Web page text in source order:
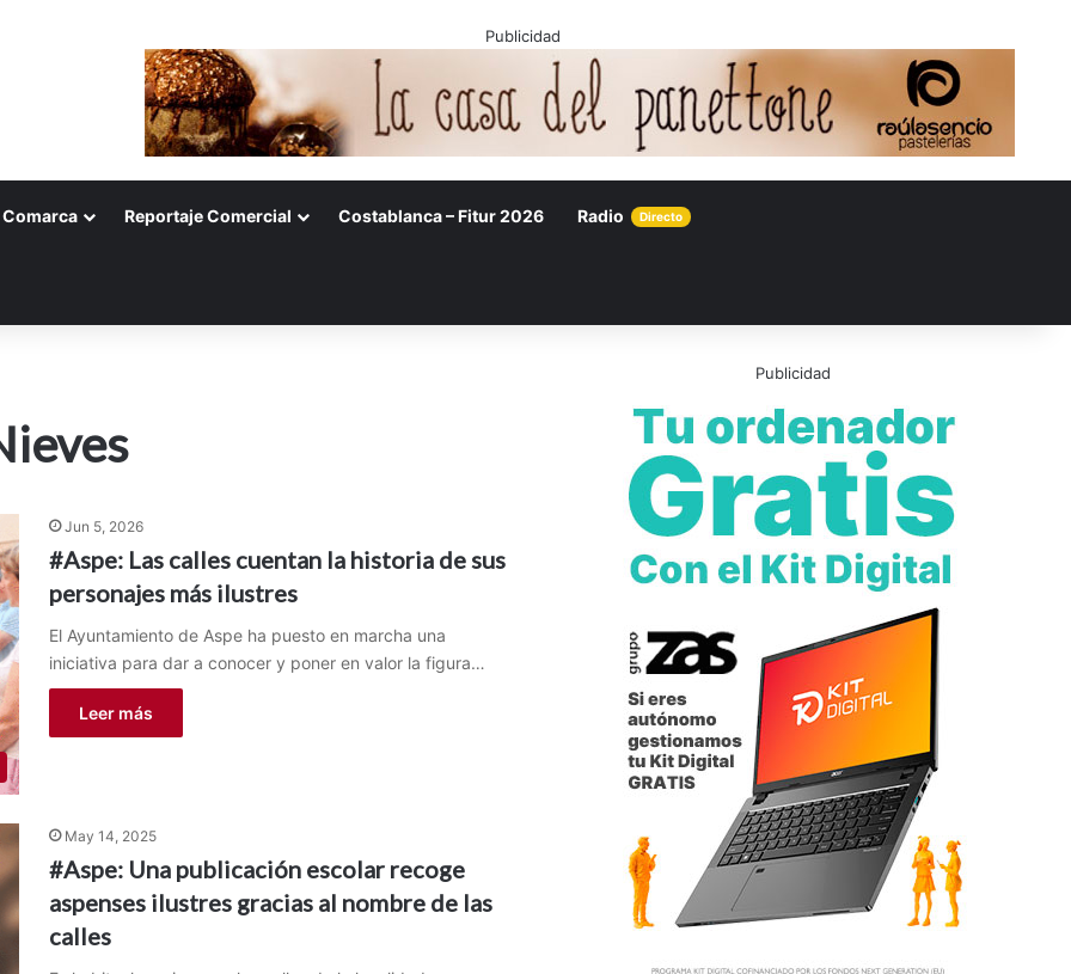
Publicidad
Comarca Reportaje Comercial Costablanca – Fitur 2026 Radio Directo
Jun 5, 2026
#Aspe: Las calles cuentan la historia de sus
personajes más ilustres
El Ayuntamiento de Aspe ha puesto en marcha una
iniciativa para dar a conocer y poner en valor la figura…
Leer más
May 14, 2025
#Aspe: Una publicación escolar recoge
aspenses ilustres gracias al nombre de las
calles
Publicidad